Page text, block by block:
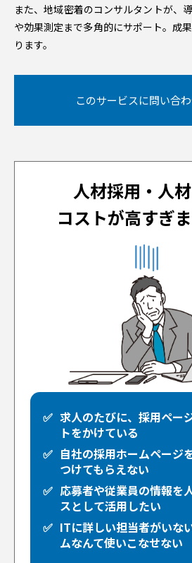
また、地域密着のコンサルタントが、
や効果測定まで多角的にサポート。成
ります。
このサービスに問い合
人材採用・人
コストが高すぎ
求人のたびに、採用ペー
トをかけている
自社の採用ホームページ
つけてもらえない
応募者や従業員の情報を
スとして活用したい
ITに詳しい担当者がいな
ムなんて使いこなせない